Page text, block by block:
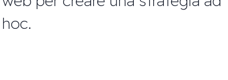
hoc.